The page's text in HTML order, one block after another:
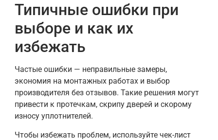
Типичные ошибки при
выборе и как их
избежать
Частые ошибки — неправильные замеры,
экономия на монтажных работах и выбор
производителя без отзывов. Такие решения могут
привести к протечкам, скрипу дверей и скорому
износу уплотнителей.
Чтобы избежать проблем, используйте чек-лист